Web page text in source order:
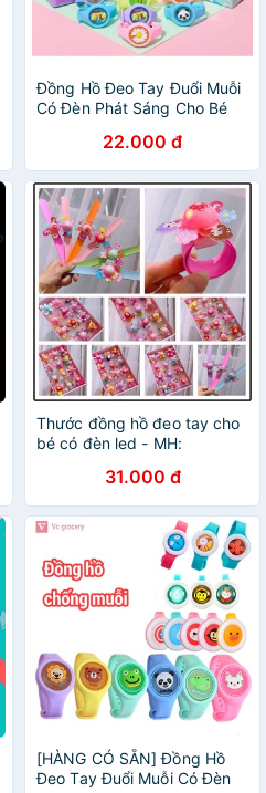
Đồng Hồ Đeo Tay Đuổi Muỗi
Có Đèn Phát Sáng Cho Bé
22.000 đ
Thước đồng hồ đeo tay cho
bé có đèn led - MH:
31.000 đ
[HÀNG CÓ SẴN] Đồng Hồ
Đeo Tay Đuổi Muỗi Có Đèn